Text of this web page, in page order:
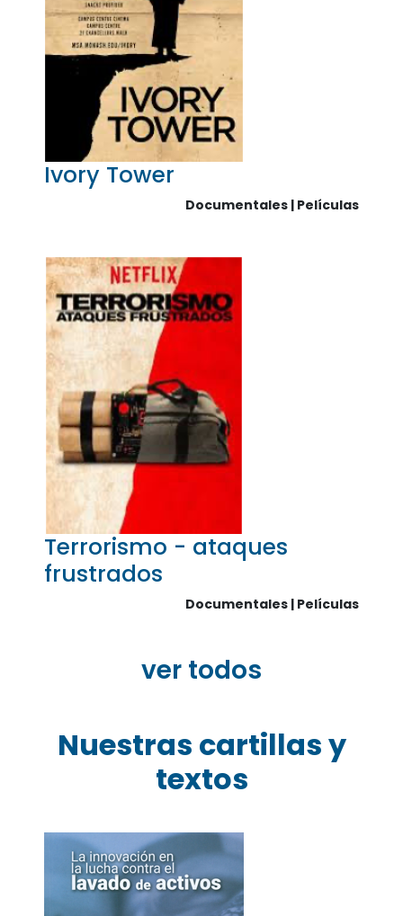
Ivory Tower
Documentales | Películas
Terrorismo - ataques
frustrados
Documentales | Películas
ver todos
Nuestras cartillas y
textos